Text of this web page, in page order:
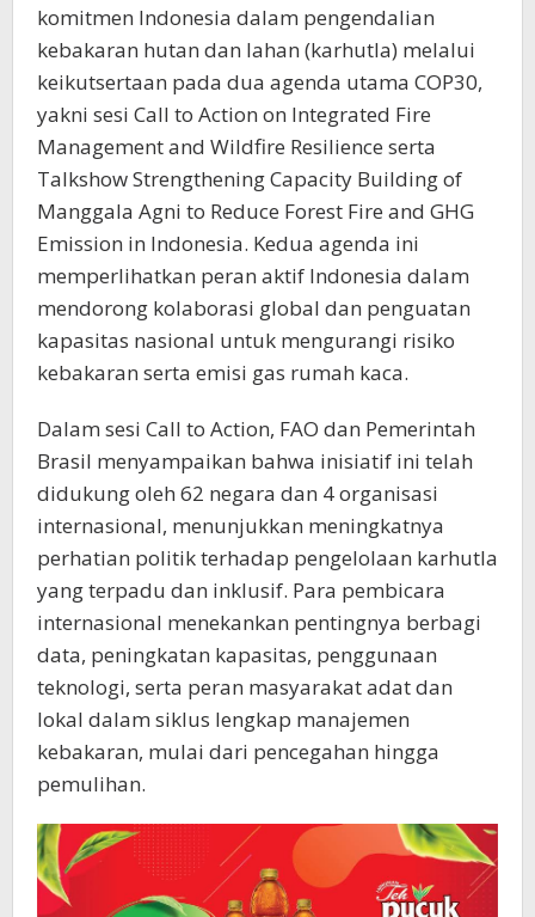
komitmen Indonesia dalam pengendalian
kebakaran hutan dan lahan (karhutla) melalui
keikutsertaan pada dua agenda utama COP30,
yakni sesi Call to Action on Integrated Fire
Management and Wildfire Resilience serta
Talkshow Strengthening Capacity Building of
Manggala Agni to Reduce Forest Fire and GHG
Emission in Indonesia. Kedua agenda ini
memperlihatkan peran aktif Indonesia dalam
mendorong kolaborasi global dan penguatan
kapasitas nasional untuk mengurangi risiko
kebakaran serta emisi gas rumah kaca.
Dalam sesi Call to Action, FAO dan Pemerintah
Brasil menyampaikan bahwa inisiatif ini telah
didukung oleh 62 negara dan 4 organisasi
internasional, menunjukkan meningkatnya
perhatian politik terhadap pengelolaan karhutla
yang terpadu dan inklusif. Para pembicara
internasional menekankan pentingnya berbagi
data, peningkatan kapasitas, penggunaan
teknologi, serta peran masyarakat adat dan
lokal dalam siklus lengkap manajemen
kebakaran, mulai dari pencegahan hingga
pemulihan.